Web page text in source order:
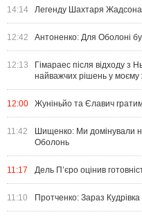
14:14 Легенду Шахтаря Жадсона
12:42 Антоненко: Для Оболоні
12:13
Гімараес після відходу з
найважчих рішень у моєму
12:00 Жуніньйо та Єлавич
11:42
Шищенко: Ми домінували
Оболонь
11:17 Дель П’єро оцінив
11:10 Протченко: Зараз